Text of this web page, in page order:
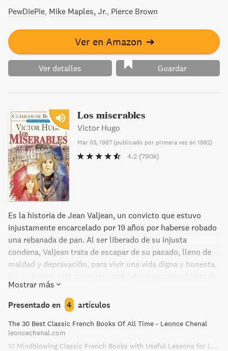
reproduced, and made generally available to the public.
We appreciate your support of the preservation process,
and thank you for being an important part of keeping this
knowledge alive and relevant.
PewDiePie Mike Maples, Jr. Pierce Brown
Ver en Amazon ➔
Ver detalles Guardar
Los miserables
Victor Hugo
Mar 03, 1987 (publicado por primera vez en 1862)
4.2 (790k)
Es la historia de Jean Valjean, un convicto que estuvo
injustamente encarcelado por 19 años por haberse robado
una rebanada de pan. Al ser liberado de su injusta
condena, Valjean trata de escapar de su pasado, lleno de
maldad y depravación, para vivir una vida digna y honesta.
inspector Javert, quien lo persigue obsesionadamente
para enviarlo de nuevo a prisión. Esta persecución
consume la vida de ambos hombres, terminando en un
inesperado desenlace.
Mostrar más
Presentado en 4 artículos
The 30 Best Classic French Books Of All Time - Leonce Chenal
leoncechenal.com
10 Mindblowing Classic French Books with Useful Lessons for Learners | FluentU French